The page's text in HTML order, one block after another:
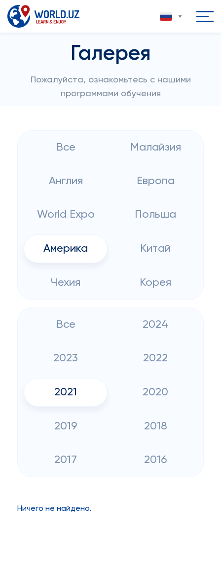
Галерея
Пожалуйста, ознакомьтесь с нашими
программами обучения
Все Малайзия
Англия Европа
World Expo Польша
Америка Китай
Чехия Корея
Все 2024
2023 2022
2021 2020
2019 2018
2017 2016
Ничего не найдено.